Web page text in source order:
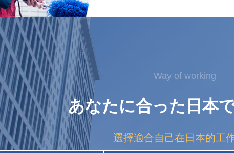
Way of working
あなたに合った日本
選擇適合自己在日本的工